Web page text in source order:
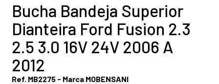
Bucha Bandeja Superior
Dianteira Ford Fusion 2.3
2.5 3.0 16V 24V 2006 A
2012
Ref. MB2275 - Marca MOBENSANI